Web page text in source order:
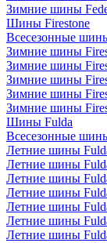
Зимние шины
Шины Firestone
Всесезонные
Зимние шины
Зимние шины
Зимние шины
Зимние шины
Зимние шины
Шины Fulda
Всесезонные
Летние шины
Летние шины
Летние шины
Летние шины
Летние шины
Летние шины
Летние шины